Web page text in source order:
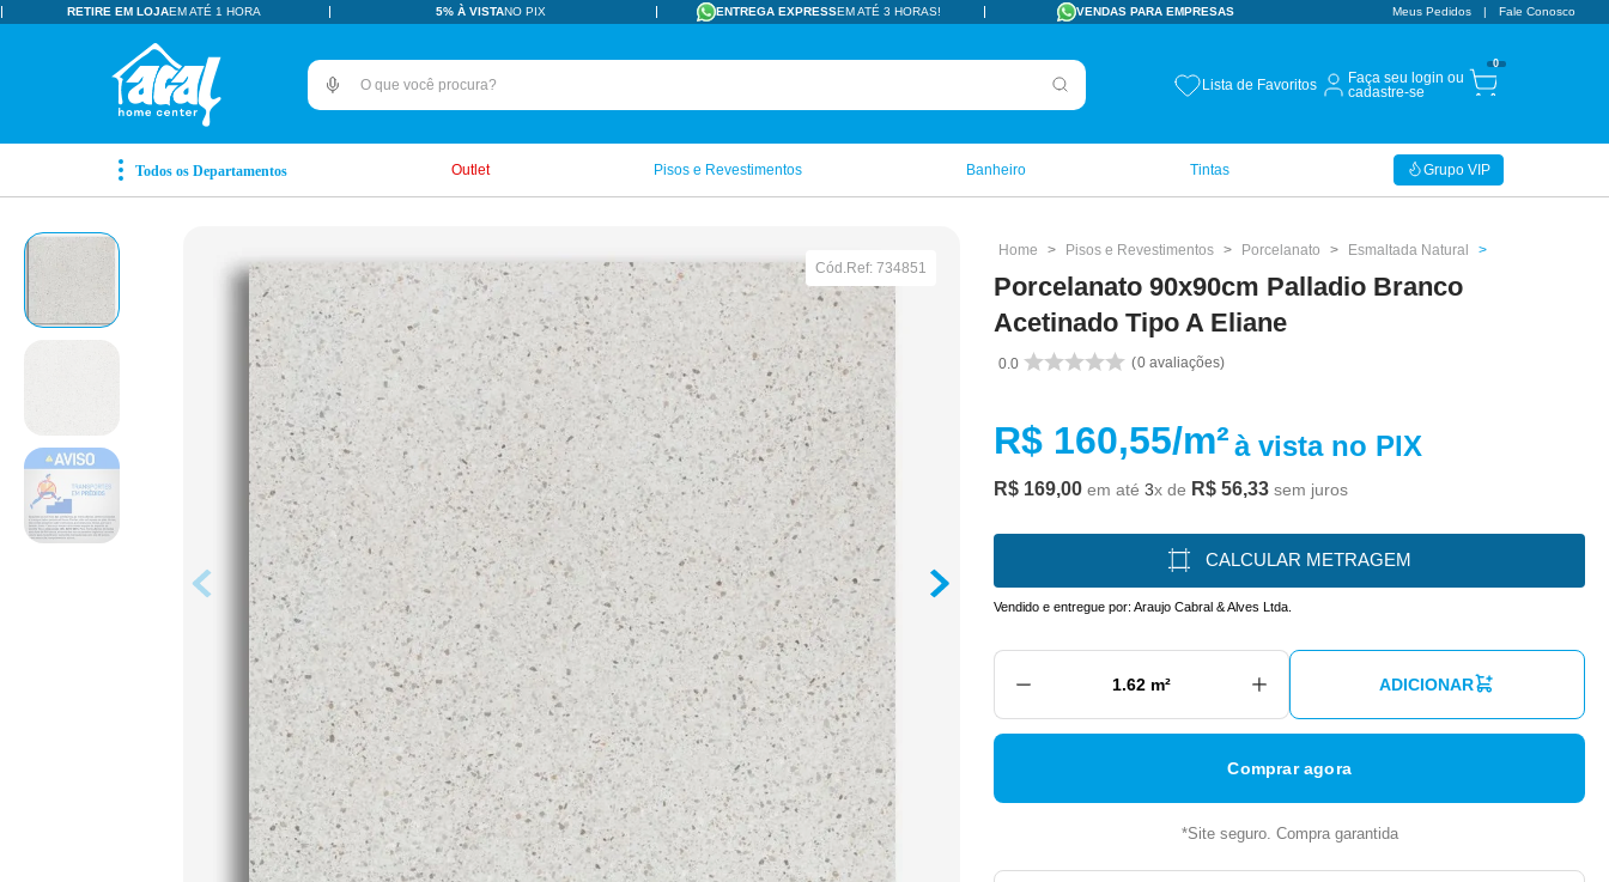
RETIRE EM LOJAEM ATÉ 1 HORA 5% À VISTANO PIX ENTREGA EXPRESSEM ATÉ 3 HORAS! VENDAS PARA EMPRESAS Meus Pedidos Fale Conosco
O que você procura?
Lista de Favoritos
Faça seu login ou
cadastre-se
0
Grupo VIP
Outlet Pisos e Revestimentos Banheiro Tintas
Cód.Ref:734851
Pisos e Revestimentos Porcelanato Esmaltada Natural
Porcelanato 90x90cm Palladio Branco
Acetinado Tipo A Eliane
0.0 0 avaliações
R$ 160,55/m²à vista no PIX
R$ 169,00 em até3x de R$ 56,33 sem juros
CALCULAR METRAGEM
Vendido e entregue por:Araujo Cabral & Alves Ltda.
ADICIONAR
Comprar agora
*Site seguro. Compra garantida
TERMOS MAIS BUSCADOS
pisos revestimentos
2º ceramica
3º tinta
5º revestimento
8º porta
9º chuveiro
10º 18l